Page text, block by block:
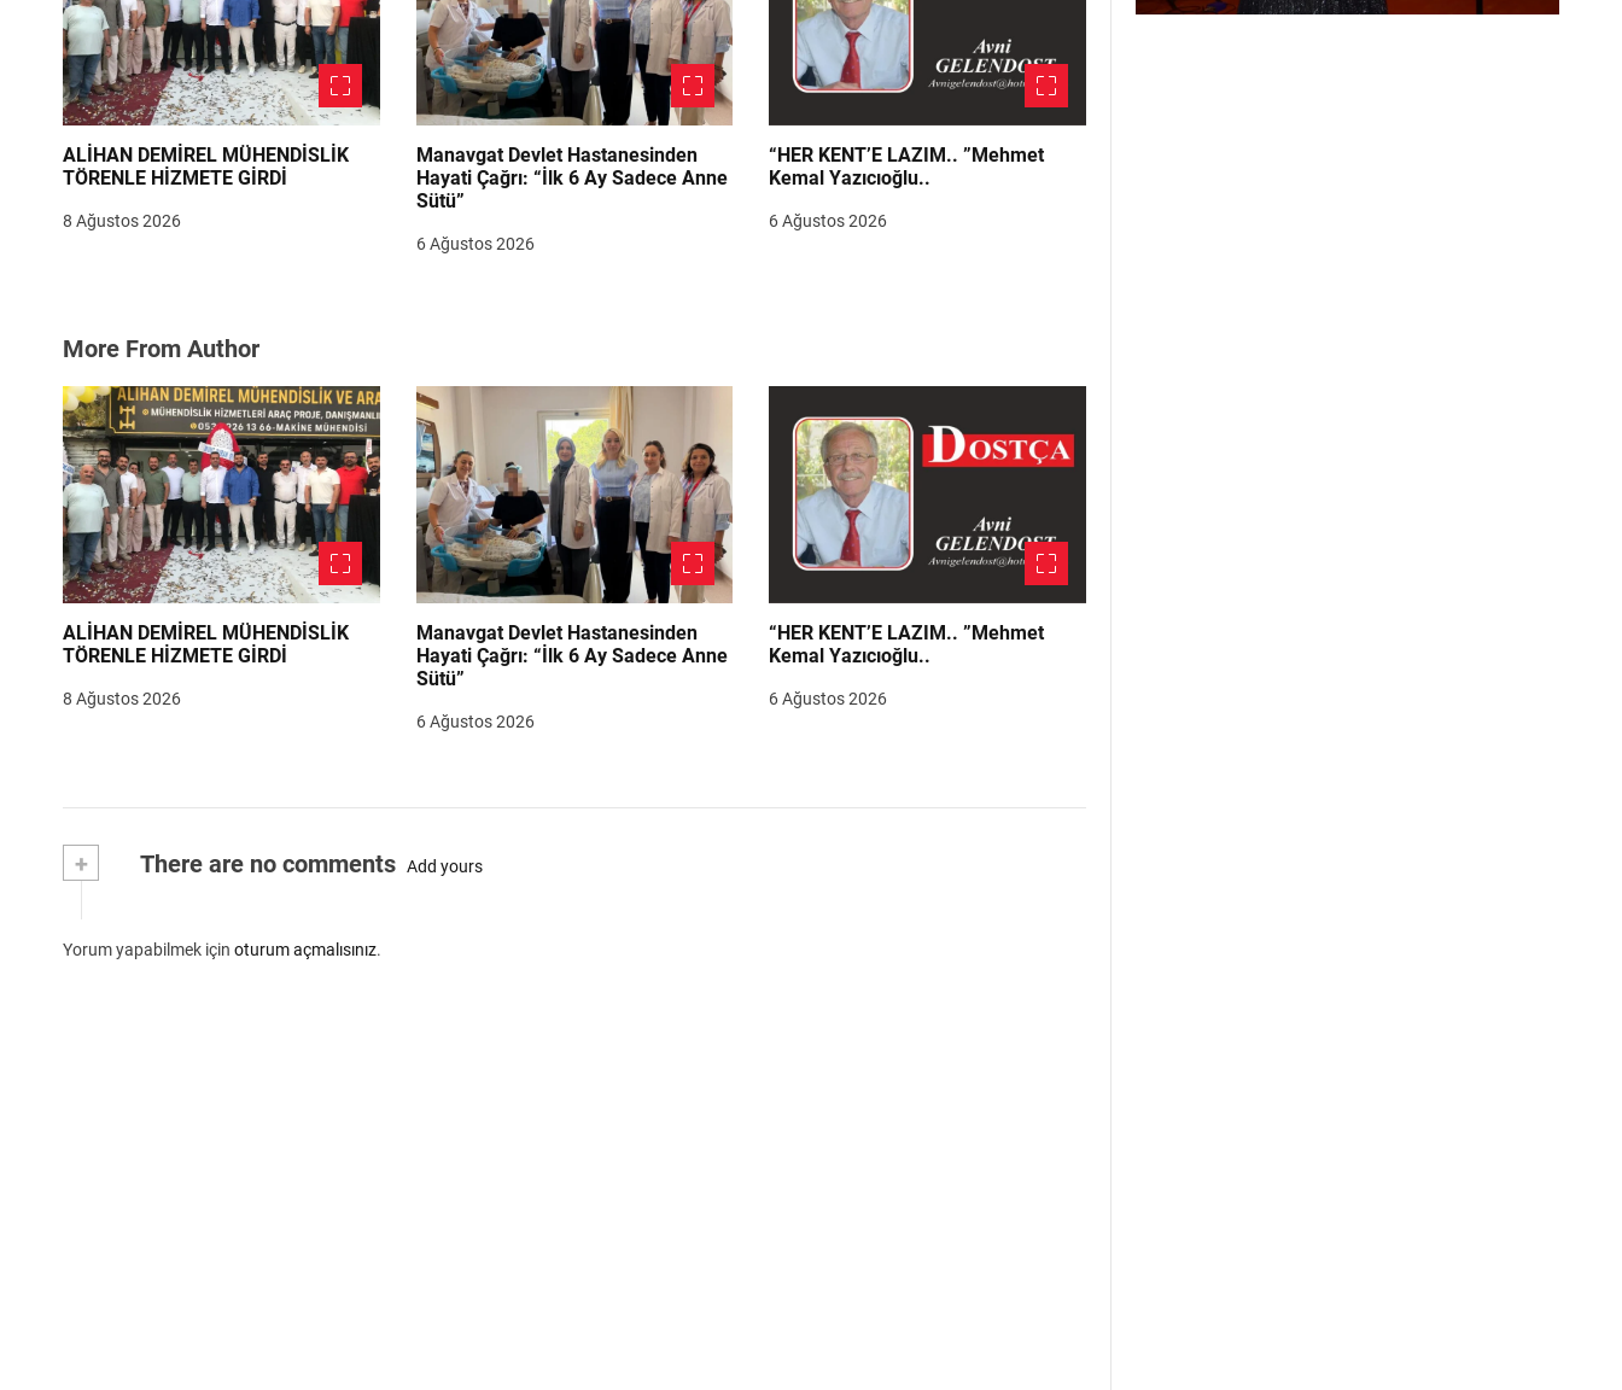
ALİHAN DEMİREL MÜHENDİSLİK
TÖRENLE HİZMETE GİRDİ
8 Ağustos 2026
Manavgat Devlet Hastanesinden
Hayati Çağrı: “İlk 6 Ay Sadece Anne
Sütü”
6 Ağustos 2026
“HER KENT’E LAZIM.. ”Mehmet
Kemal Yazıcıoğlu..
6 Ağustos 2026
More From Author
ALİHAN DEMİREL MÜHENDİSLİK
TÖRENLE HİZMETE GİRDİ
8 Ağustos 2026
Manavgat Devlet Hastanesinden
Hayati Çağrı: “İlk 6 Ay Sadece Anne
Sütü”
6 Ağustos 2026
“HER KENT’E LAZIM.. ”Mehmet
Kemal Yazıcıoğlu..
6 Ağustos 2026
+ There are no comments Add yours
Yorum yapabilmek için oturum açmalısınız.